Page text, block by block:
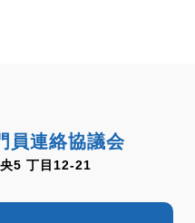
員連絡協議会
5 丁目12-21